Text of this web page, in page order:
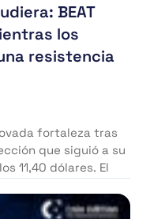
BEAT
los
resistencia
fortaleza tras
que siguió a su
11,40 dólares. El